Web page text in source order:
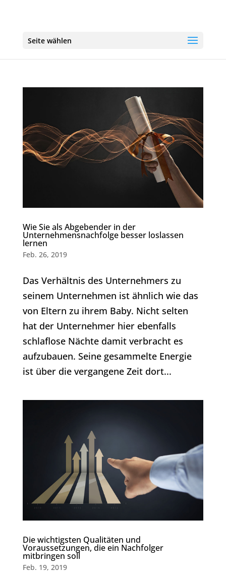
Seite wählen
Wie Sie als Abgebender in der
Unternehmensnachfolge besser loslassen
lernen
Feb. 26, 2019
Das Verhältnis des Unternehmers zu
seinem Unternehmen ist ähnlich wie das
von Eltern zu ihrem Baby. Nicht selten
hat der Unternehmer hier ebenfalls
schlaflose Nächte damit verbracht es
aufzubauen. Seine gesammelte Energie
ist über die vergangene Zeit dort...
Die wichtigsten Qualitäten und
Voraussetzungen, die ein Nachfolger
mitbringen soll
Feb. 19, 2019